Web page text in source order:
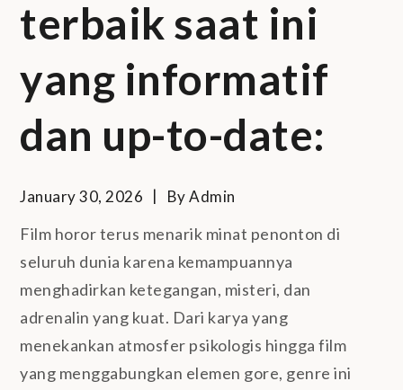
terbaik saat ini
yang informatif
dan up-to-date:
January 30, 2026 ByAdmin
Film horor terus menarik minat penonton di
seluruh dunia karena kemampuannya
menghadirkan ketegangan, misteri, dan
adrenalin yang kuat. Dari karya yang
menekankan atmosfer psikologis hingga film
yang menggabungkan elemen gore, genre ini